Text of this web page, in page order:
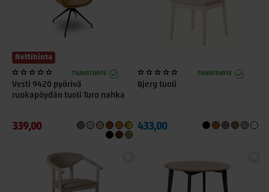
Nettihinta
TILAUSTUOTE
Vesti 9420 pyörivä
ruokapöydän tuoli Turo nahka
339,00
TILAUSTUOTE
Bjerg tuoli
433,00